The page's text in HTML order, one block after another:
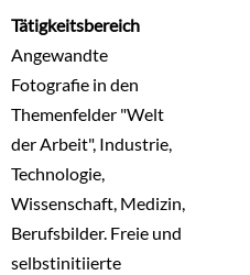
Tätigkeitsbereich
Angewandte
Fotografie in den
Themenfelder "Welt
der Arbeit", Industrie,
Technologie,
Wissenschaft, Medizin,
Berufsbilder. Freie und
selbstinitiierte